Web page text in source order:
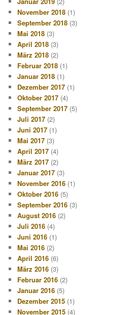
November 2018 (1)
September 2018 (3)
Mai 2018 (3)
April 2018 (3)
März 2018 (2)
Februar 2018 (1)
Januar 2018 (1)
Dezember 2017 (1)
Oktober 2017 (4)
September 2017 (5)
Juli 2017 (2)
Juni 2017 (1)
Mai 2017 (3)
April 2017 (4)
März 2017 (2)
Januar 2017 (3)
November 2016 (1)
Oktober 2016 (5)
September 2016 (3)
August 2016 (2)
Juli 2016 (4)
Juni 2016 (1)
Mai 2016 (2)
April 2016 (6)
März 2016 (3)
Februar 2016 (2)
Januar 2016 (5)
Dezember 2015 (1)
November 2015 (4)